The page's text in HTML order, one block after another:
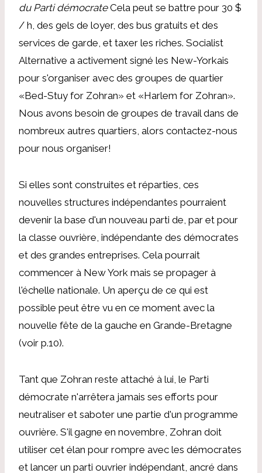
du Parti démocrateCela peut se battre pour 30 $
/ h, des gels de loyer, des bus gratuits et des
services de garde, et taxer les riches. Socialist
Alternative a activement signé les New-Yorkais
pour s'organiser avec des groupes de quartier
«Bed-Stuy for Zohran» et «Harlem for Zohran».
Nous avons besoin de groupes de travail dans de
nombreux autres quartiers, alors contactez-nous
pour nous organiser!
Si elles sont construites et réparties, ces
nouvelles structures indépendantes pourraient
devenir la base d'un nouveau parti de, par et pour
la classe ouvrière, indépendante des démocrates
et des grandes entreprises. Cela pourrait
commencer à New York mais se propager à
l'échelle nationale. Un aperçu de ce qui est
possible peut être vu en ce moment avec la
nouvelle fête de la gauche en Grande-Bretagne
(voir p.10).
Tant que Zohran reste attaché à lui, le Parti
démocrate n'arrêtera jamais ses efforts pour
neutraliser et saboter une partie d'un programme
ouvrière. S'il gagne en novembre, Zohran doit
utiliser cet élan pour rompre avec les démocrates
et lancer un parti ouvrier indépendant, ancré dans